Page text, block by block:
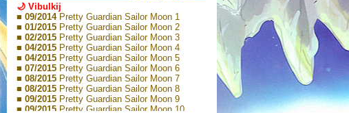
🌙 Vibulkij
■ 09/2014 Pretty Guardian Sailor Moon 1
■ 01/2015 Pretty Guardian Sailor Moon 2
■ 02/2015 Pretty Guardian Sailor Moon 3
■ 04/2015 Pretty Guardian Sailor Moon 4
■ 04/2015 Pretty Guardian Sailor Moon 5
■ 07/2015 Pretty Guardian Sailor Moon 6
■ 08/2015 Pretty Guardian Sailor Moon 7
■ 08/2015 Pretty Guardian Sailor Moon 8
■ 09/2015 Pretty Guardian Sailor Moon 9
■ 09/2015 Pretty Guardian Sailor Moon 10